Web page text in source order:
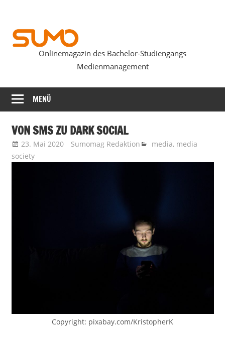
springen
SUMOmag
Onlinemagazin des Bachelor-Studiengangs
Medienmanagement
MENÜ
VON SMS ZU DARK SOCIAL
23. Mai 2020 Sumomag Redaktion media, media
society
Copyright: pixabay.com/KristopherK